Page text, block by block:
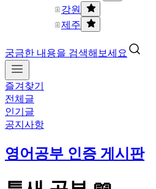
강원
제주
궁금한 내용을 검색해보세요
즐겨찾기
전체글
인기글
공지사항
영어공부 인증 게시판